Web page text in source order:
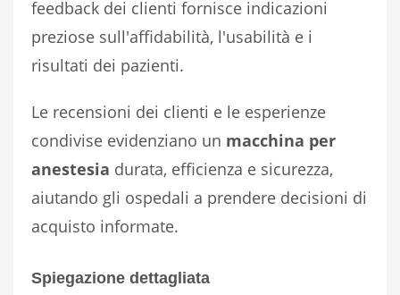
feedback dei clienti fornisce indicazioni
preziose sull'affidabilità, l'usabilità e i
risultati dei pazienti.
Le recensioni dei clienti e le esperienze
condivise evidenziano un macchina per
anestesia durata, efficienza e sicurezza,
aiutando gli ospedali a prendere decisioni di
acquisto informate.
Spiegazione dettagliata